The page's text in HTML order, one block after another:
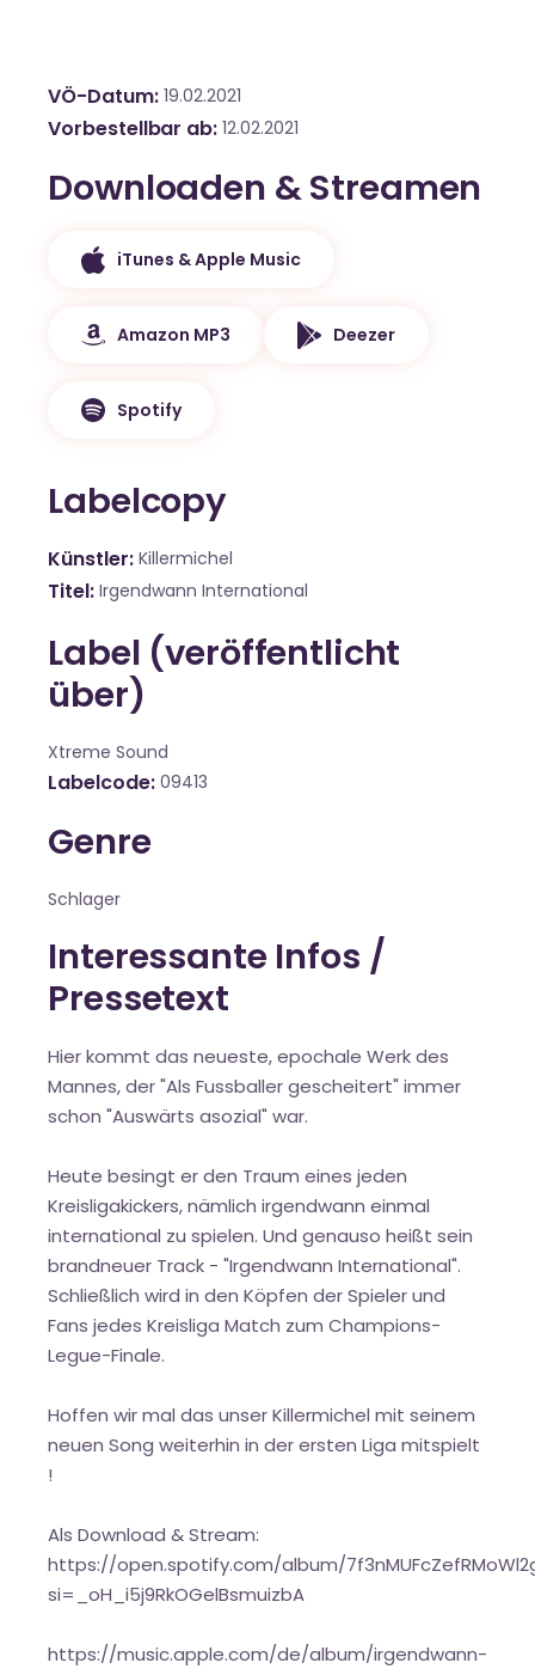
VÖ-Datum 19.02.2021
Vorbestellbar ab 12.02.2021
Downloaden & Streamen
iTunes & Apple Music
Amazon MP3 Deezer
Spotify
Labelcopy
Künstler Killermichel
Titel Irgendwann International
Label (veröffentlicht
über)
Xtreme Sound
Labelcode 09413
Genre
Schlager
Interessante Infos /
Pressetext
Hier kommt das neueste, epochale Werk des
Mannes, der "Als Fussballer gescheitert" immer
schon "Auswärts asozial" war.
Heute besingt er den Traum eines jeden
Kreisligakickers, nämlich irgendwann einmal
international zu spielen. Und genauso heißt sein
brandneuer Track - "Irgendwann International".
Schließlich wird in den Köpfen der Spieler und
Fans jedes Kreisliga Match zum Champions-
Legue-Finale.
Hoffen wir mal das unser Killermichel mit seinem
neuen Song weiterhin in der ersten Liga mitspielt
!
Als Download & Stream:
https://open.spotify.com/album/
si=_oH_i5j9RkOGelBsmuizbA
https://music.apple.com/de/album/irgendwann-